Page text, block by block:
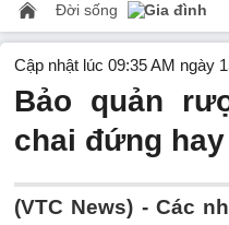
Đời sống Gia đình
Cập nhật lúc 09:35 AM ngày
Bảo quản
chai đứng
(VTC News) - Các